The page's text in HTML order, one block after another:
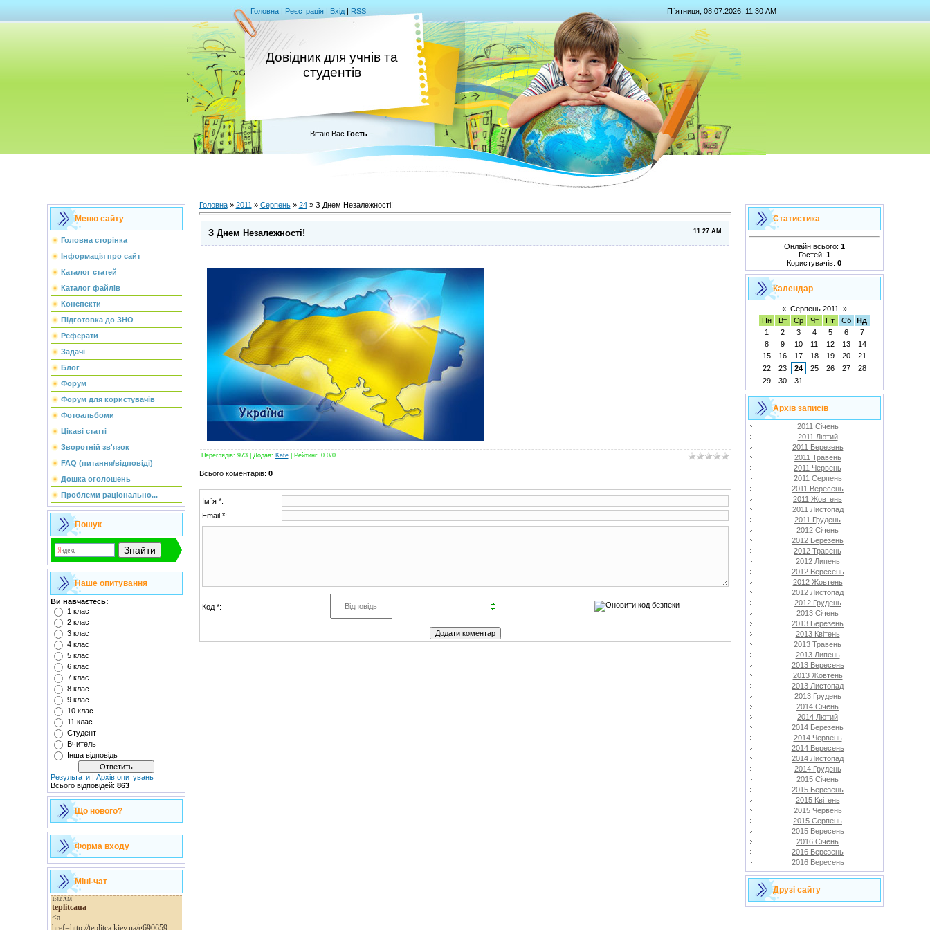
Головна | Реєстрація | Вхід | RSS П`ятниця, 08.07.2026, 11:30 AM
Довідник для учнів та
студентів
Вітаю Вас Гость
Меню сайту
Головна сторінка
Інформація про сайт
Каталог статей
Каталог файлів
Конспекти
Підготовка до ЗНО
Реферати
Задачі
Блог
Форум
Форум для користувачів
Фотоальбоми
Цікаві статті
Зворотній зв'язок
FAQ (питання/відповіді)
Дошка оголошень
Проблеми раціонально...
Пошук
Наше опитування
Ви навчаєтесь:
1 клас
2 клас
3 клас
4 клас
5 клас
6 клас
7 клас
8 клас
9 клас
10 клас
11 клас
Студент
Вчитель
Інша відповідь
Результати| Архів опитувань
Всього відповідей: 863
Що нового?
Форма входу
Міні-чат
Головна» 2011 » Серпень » 24» З Днем Незалежності!
11:27 AM
З Днем Незалежності!
Переглядів: 973 | Додав: Kate| Рейтинг: 0.0/0
Всього коментарів: 0
Ім`я *:
Email *:
Код *:
Статистика
Онлайн всього: 1
Гостей: 1
Користувачів: 0
Календар
« Серпень 2011
»
Пн
Вт Ср Чт Пт Сб
Нд
1
2 3 4 5 6
7
8
9 10 11 12 13
14
15
16 17 18 19 20
21
22
23 24 25 26 27
28
29
30 31
Архів записів
2011 Січень
2011 Лютий
2011 Березень
2011 Травень
2011 Червень
2011 Серпень
2011 Вересень
2011 Жовтень
2011 Листопад
2011 Грудень
2012 Січень
2012 Березень
2012 Травень
2012 Липень
2012 Вересень
2012 Жовтень
2012 Листопад
2012 Грудень
2013 Січень
2013 Березень
2013 Квітень
2013 Травень
2013 Липень
2013 Вересень
2013 Жовтень
2013 Листопад
2013 Грудень
2014 Січень
2014 Лютий
2014 Березень
2014 Червень
2014 Вересень
2014 Листопад
2014 Грудень
2015 Січень
2015 Березень
2015 Квітень
2015 Червень
2015 Серпень
2015 Вересень
2016 Січень
2016 Березень
2016 Вересень
Друзі сайту